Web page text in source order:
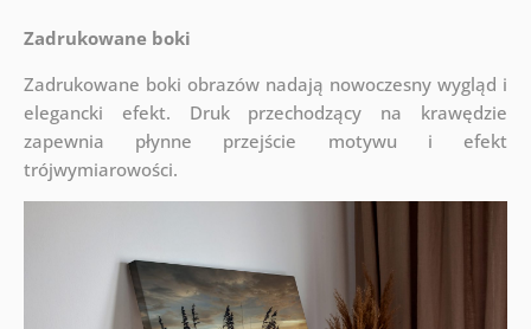
Zadrukowane boki
Zadrukowane boki obrazów nadają nowoczesny wygląd i
elegancki efekt. Druk przechodzący na krawędzie
zapewnia płynne przejście motywu i efekt
trójwymiarowości.